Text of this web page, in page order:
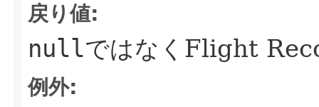
戻り値:
nullではなくFlight
例外: